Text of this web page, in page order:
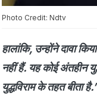
Photo Credit: Ndtv
हालांकि, उन्होंने दावा
नहीं हैं. यह कोई अंतहीन
युद्धविराम के तहत बीता